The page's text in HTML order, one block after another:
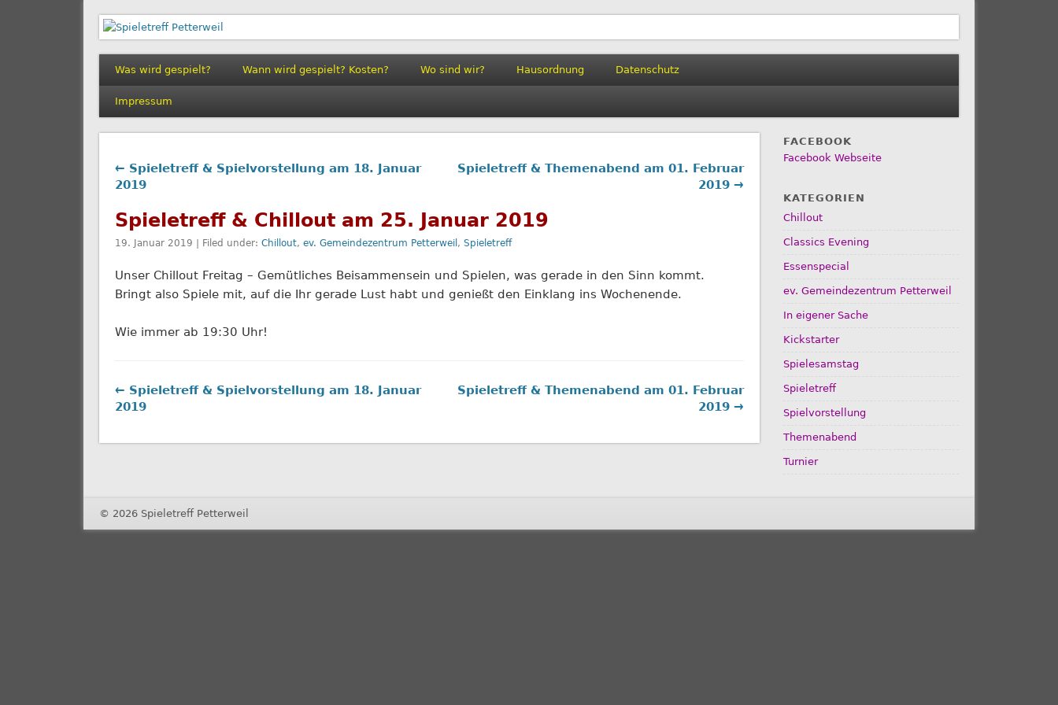
Spieletreff Petterweil
Was wird gespielt? Wann wird gespielt? Kosten? Wo sind wir? Hausordnung Datenschutz
Impressum
← Spieletreff & Spielvorstellung am 18. Januar
2019
Spieletreff & Themenabend am 01. Februar
2019 →
Spieletreff & Chillout am 25. Januar 2019
19. Januar 2019 | Filed under: Chillout, ev. Gemeindezentrum Petterweil , Spieletreff
Unser Chillout Freitag – Gemütliches Beisammensein und Spielen, was gerade in den Sinn kommt.
Bringt also Spiele mit, auf die Ihr gerade Lust habt und genießt den Einklang ins Wochenende.
Wie immer ab 19:30 Uhr!
← Spieletreff & Spielvorstellung am 18. Januar
2019
Spieletreff & Themenabend am 01. Februar
2019 →
FACEBOOK
Facebook Webseite
KATEGORIEN
Chillout
Classics Evening
Essenspecial
ev. Gemeindezentrum Petterweil
In eigener Sache
Kickstarter
Spielesamstag
Spieletreff
Spielvorstellung
Themenabend
Turnier
© 2026 Spieletreff Petterweil